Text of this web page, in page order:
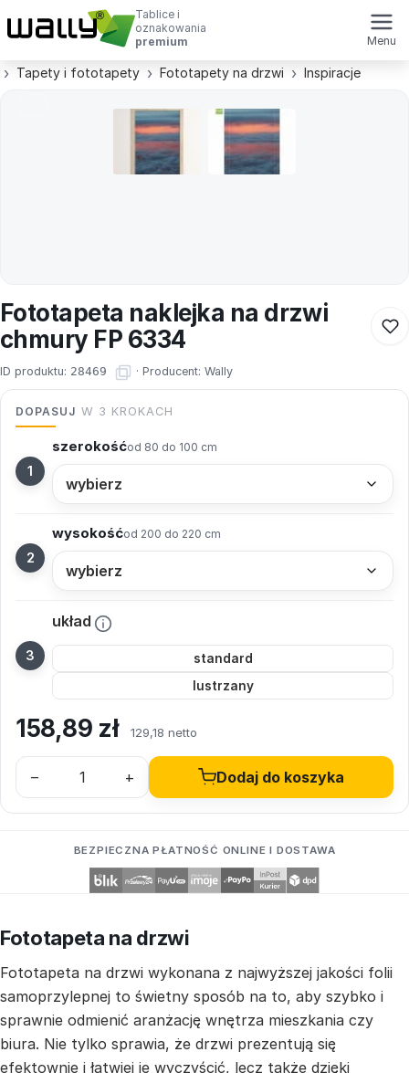
Tablice i
oznakowania
premium
Menu
Tapety i fototapety Fototapety na drzwi Inspiracje
Fototapeta naklejka na drzwi
chmury FP 6334
ID produktu: 28469 · Producent: Wally
DOPASUJ W 3 KROKACH
szerokośćod 80 do 100 cm
wysokośćod 200 do 220 cm
układ
standard
lustrzany
158,89 zł 129,18 netto
– + Dodaj do koszyka
BEZPIECZNA PŁATNOŚĆ ONLINE I DOSTAWA
Fototapeta na drzwi
Fototapeta na drzwi wykonana z najwyższej jakości folii
samoprzylepnej to świetny sposób na to, aby szybko i
sprawnie odmienić aranżację wnętrza mieszkania czy
biura. Nie tylko sprawia, że drzwi prezentują się
efektownie i łatwiej je wyczyścić, lecz także dzięki